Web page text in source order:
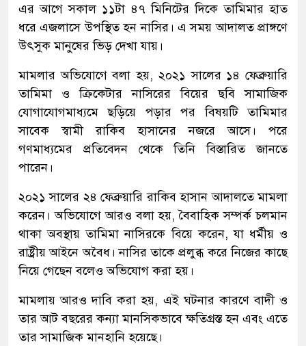
এর আগে সকাল ১১টা ৪৭ মিনিটের দিকে তামিমার হাত
ধরে এজলাসে উপস্থিত হন নাসির। এ সময় আদালত প্রাঙ্গণে
উৎসুক মানুষের ভিড় দেখা যায়।
মামলার অভিযোগে বলা হয়, ২০২১ সালের ১৪ ফেব্রুয়ারি
তামিমা ও ক্রিকেটার নাসিরের বিয়ের ছবি সামাজিক
যোগাযোগমাধ্যমে ছড়িয়ে পড়ার পর বিষয়টি তামিমার
সাবেক স্বামী রাকিব হাসানের নজরে আসে। পরে
গণমাধ্যমের প্রতিবেদন থেকে তিনি বিস্তারিত জানতে
পারেন।
২০২১ সালের ২৪ ফেব্রুয়ারি রাকিব হাসান আদালতে মামলা
করেন। অভিযোগে আরও বলা হয়, বৈবাহিক সম্পর্ক চলমান
থাকা অবস্থায় তামিমা নাসিরকে বিয়ে করেন, যা ধর্মীয় ও
রাষ্ট্রীয় আইনে অবৈধ। নাসির তাকে প্রলুব্ধ করে নিজের কাছে
নিয়ে গেছেন বলেও অভিযোগ করা হয়।
মামলায় আরও দাবি করা হয়, এই ঘটনার কারণে বাদী ও
তার আট বছরের কন্যা মানসিকভাবে ক্ষতিগ্রস্ত হন এবং এতে
তার সামাজিক মানহানি হয়েছে।